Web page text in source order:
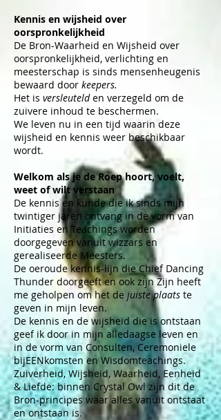
Kennis en wijsheid over
oorspronkelijkheid
De Bron-Waarheid en Wijsheid over
oorspronkelijkheid, verlichting en
meesterschap is sinds mensenheugenis
bewaard door keepers.
Het is versleutelden verzegeld om de
zuivere inhoud te beschermen.
We leven nu in een tijd waarin deze
wijsheid en kennis weer beschikbaar
wordt.
Welkom als je de Roep hoort, voelt,
weet of wilt verstaan
De kennis en kunde die ik sinds mijn
twintiger jaren ontvang in de vorm van
Initiaties en Teachings worden
doorgegeven vanuit wizzars en
gerealiseerde Meesters.
De oeroude kennis-lijn die Chief Dancing
Thunder doorgeeft en ook zijn Zijn heeft
me geholpen om het de juiste plaats te
geven in mijn leven.
De kennis en de wijsheid die is ontstaan
geef ik door in mijn alledaagse leven en
in de vorm van Consulten, Ceremoniele
bijEENkomsten en Wisdomteachings.
Zuiverheid, Wijsheid, Waarheid, Eenheid
& Liefde: binnen Crystal Owl zijn dit de
Bron-principes waar alles vanuit ontstaat
en ontstaan is.